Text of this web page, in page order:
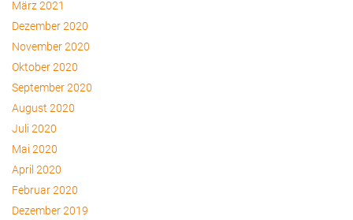
März 2021
Dezember 2020
November 2020
Oktober 2020
September 2020
August 2020
Juli 2020
Mai 2020
April 2020
Februar 2020
Dezember 2019